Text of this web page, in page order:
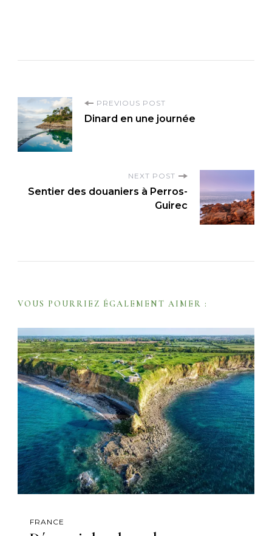
P
o
s
g
i
o
n
PREVIOUS POST
Dinard en une journée
NEXT POST
Sentier des douaniers à Perros-
Guirec
VOUS POURRIEZ ÉGALEMENT AIMER :
FRANCE